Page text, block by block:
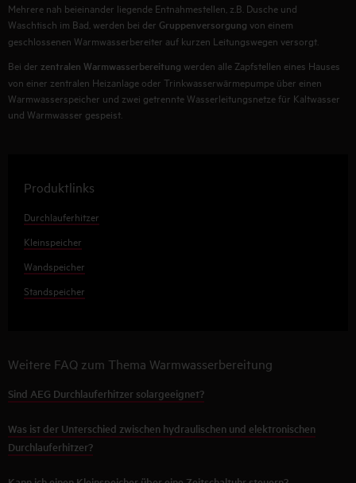
Mehrere nah beieinander liegende Entnahmestellen, z.B. Dusche und
Waschtisch im Bad, werden bei der Gruppenversorgung von einem
geschlossenen Warmwasserbereiter auf kurzen Leitungswegen versorgt.
Bei der zentralen Warmwasserbereitung werden alle Zapfstellen eines Hauses
von einer zentralen Heizanlage oder Trinkwasserwärmepumpe über einen
Warmwasserspeicher und zwei getrennte Wasserleitungsnetze für Kaltwasser
und Warmwasser gespeist.
Produktlinks
Durchlauferhitzer
Kleinspeicher
Wandspeicher
Standspeicher
Weitere FAQ zum Thema Warmwasserbereitung
Sind AEG Durchlauferhitzer solargeeignet?
Was ist der Unterschied zwischen hydraulischen und elektronischen
Durchlauferhitzer?